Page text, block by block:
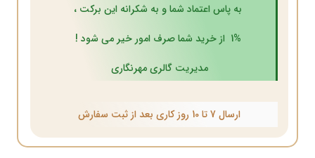
به پاس اعتماد شما و به شکرانه این برکت ،
1% از خرید شما صرف امور خیر می شود !
مدیریت گالری مهرنگاری
ارسال 7 تا 10 روز کاری بعد از ثبت سفارش